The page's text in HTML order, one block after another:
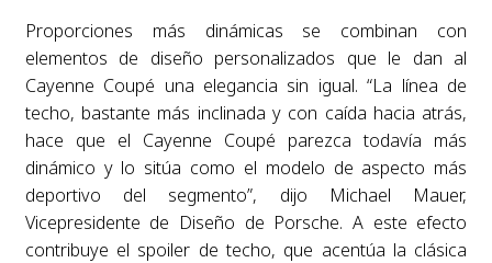
Proporciones más dinámicas se combinan con
elementos de diseño personalizados que le dan al
Cayenne Coupé una elegancia sin igual. “La línea de
techo, bastante más inclinada y con caída hacia atrás,
hace que el Cayenne Coupé parezca todavía más
dinámico y lo sitúa como el modelo de aspecto más
deportivo del segmento”, dijo Michael Mauer,
Vicepresidente de Diseño de Porsche. A este efecto
contribuye el spoiler de techo, que acentúa la clásica